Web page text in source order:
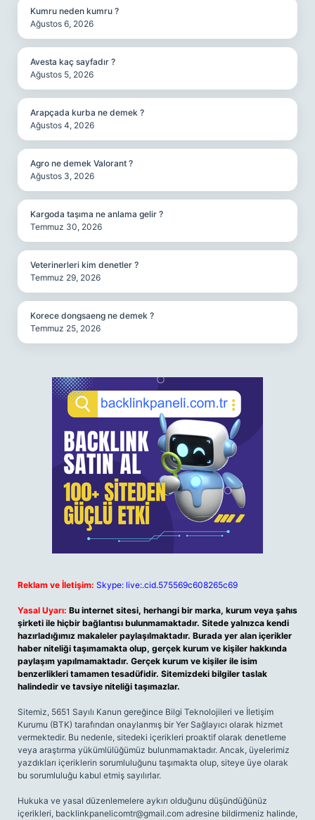
Kumru neden kumru ?
Ağustos 6, 2026
Avesta kaç sayfadır ?
Ağustos 5, 2026
Arapçada kurba ne demek ?
Ağustos 4, 2026
Agro ne demek Valorant ?
Ağustos 3, 2026
Kargoda taşıma ne anlama gelir ?
Temmuz 30, 2026
Veterinerleri kim denetler ?
Temmuz 29, 2026
Korece dongsaeng ne demek ?
Temmuz 25, 2026
Reklam ve İletişim: Skype: live:.cid.575569c608265c69
Yasal Uyarı: Bu internet sitesi, herhangi bir marka, kurum veya şahıs
şirketi ile hiçbir bağlantısı bulunmamaktadır. Sitede yalnızca kendi
hazırladığımız makaleler paylaşılmaktadır. Burada yer alan içerikler
haber niteliği taşımamakta olup, gerçek kurum ve kişiler hakkında
paylaşım yapılmamaktadır. Gerçek kurum ve kişiler ile isim
benzerlikleri tamamen tesadüfidir. Sitemizdeki bilgiler taslak
halindedir ve tavsiye niteliği taşımazlar.
Sitemiz, 5651 Sayılı Kanun gereğince Bilgi Teknolojileri ve İletişim
Kurumu (BTK) tarafından onaylanmış bir Yer Sağlayıcı olarak hizmet
vermektedir. Bu nedenle, sitedeki içerikleri proaktif olarak denetleme
veya araştırma yükümlülüğümüz bulunmamaktadır. Ancak, üyelerimiz
yazdıkları içeriklerin sorumluluğunu taşımakta olup, siteye üye olarak
bu sorumluluğu kabul etmiş sayılırlar.
Hukuka ve yasal düzenlemelere aykırı olduğunu düşündüğünüz
içerikleri, backlinkpanelicomtr@gmail.com adresine bildirmeniz halinde,